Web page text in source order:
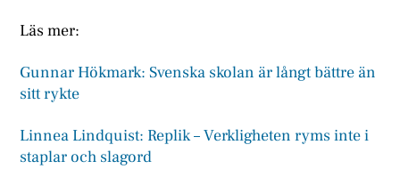
Läs mer:
Gunnar Hökmark: Svenska skolan är långt bättre än
sitt rykte
Linnea Lindquist: Replik – Verkligheten ryms inte i
staplar och slagord